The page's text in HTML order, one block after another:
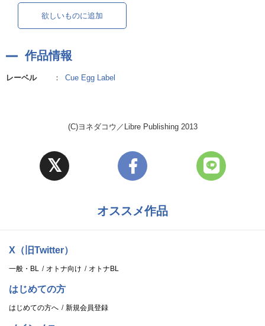
欲しいものに追加
作品情報
レーベル ： Cue Egg Label
(C)ヨネダコウ／Libre Publishing 2013
オススメ作品
X（旧Twitter）
一般・BL オトナ向け オトナBL
はじめての方
はじめての方へ 新規会員登録